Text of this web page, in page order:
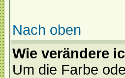
Nach oben
Wie verändere
Um die Farbe